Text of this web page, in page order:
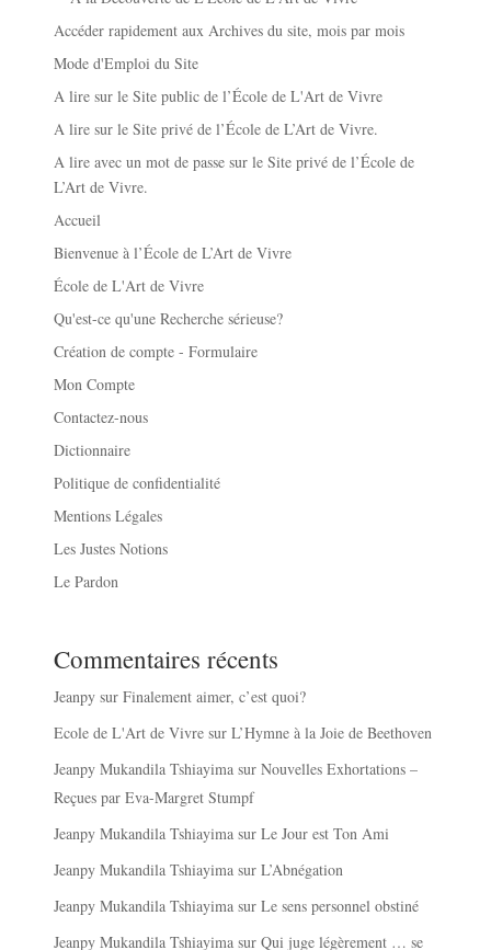
Accéder rapidement aux Archives du site, mois par mois
Mode d'Emploi du Site
A lire sur le Site public de l’École de L'Art de Vivre
A lire sur le Site privé de l’École de L’Art de Vivre.
A lire avec un mot de passe sur le Site privé de l’École de
L’Art de Vivre.
Accueil
Bienvenue à l’École de L’Art de Vivre
École de L'Art de Vivre
Qu'est-ce qu'une Recherche sérieuse?
Création de compte - Formulaire
Mon Compte
Contactez-nous
Dictionnaire
Politique de confidentialité
Mentions Légales
Les Justes Notions
Le Pardon
Commentaires récents
Jeanpy surFinalement aimer, c’est quoi?
Ecole de L'Art de Vivre surL’Hymne à la Joie de Beethoven
Jeanpy Mukandila Tshiayima surNouvelles Exhortations –
Reçues par Eva-Margret Stumpf
Jeanpy Mukandila Tshiayima surLe Jour est Ton Ami
Jeanpy Mukandila Tshiayima surL’Abnégation
Jeanpy Mukandila Tshiayima surLe sens personnel obstiné
Jeanpy Mukandila Tshiayima surQui juge légèrement … se